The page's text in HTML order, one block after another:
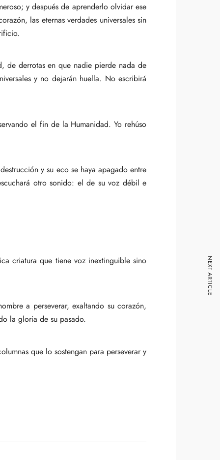
y después de aprenderlo olvidar ese
las eternas verdades universales sin
de derrotas en que nadie pierde nada de
y no dejarán huella. No escribirá
el fin de la Humanidad. Yo rehúso
y su eco se haya apagado entre
otro sonido: el de su voz débil e
criatura que tiene voz inextinguible sino
a perseverar, exaltando su corazón,
la gloria de su pasado.
que lo sostengan para perseverar y
NEXT ARTICLE